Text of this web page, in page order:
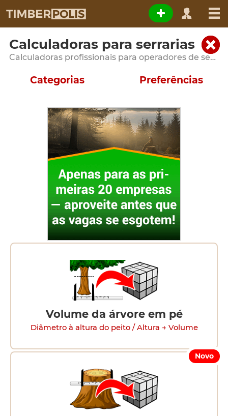
Calculadoras para serrarias
Calculadoras profissionais para operadores de serraria e unidades de processamento de madeira
Categorias
Volume da árvore em pé
Diâmetro à altura do peito / Altura → Volume
Novo
Preferências